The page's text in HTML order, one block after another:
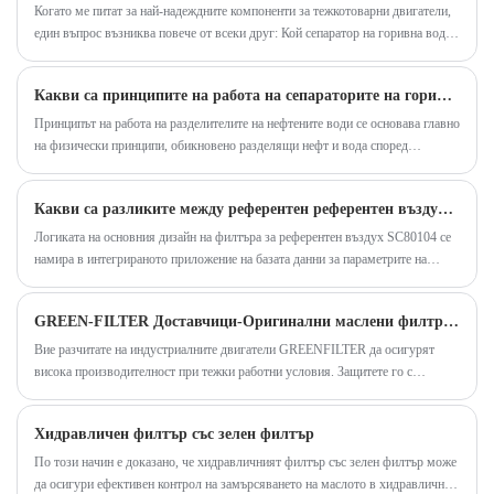
филтри GH8155 и CH8155 са отлични продукти,
проектирани да доставят изключителна
производителност, издръжливост и надеждност.
Тези филтри се доверяват на професионалисти
от индустриите, от селското стопанство до
строителството, като гарантират, че
хидравличните системи работят с пикова
ефективност. Нека да проучим марката зад тези
филтри, техните ключови характеристики и
предимствата, които те носят на вашето
оборудване.
Когато ме питат за най-надеждните компоненти за тежкотоварни двигатели,
един въпрос възниква повече от всеки друг: Кой сепаратор на горивна вода
тежко оборудване, камиони на дълги разстояния или селскостопански
машини, знаете, че водата в горивото ви не е само неудобство-това е заплаха
за вашата работа.
Какви са принципите на работа на сепараторите на горивната вода?
Принципът на работа на разделителите на нефтените води се основава главно
на физически принципи, обикновено разделящи нефт и вода според
маслото ще плава върху водната повърхност, докато водата потъва, като по
този начин ще постигне разделяне на маслена вода.
Какви са разликите между референтен референтен въздушен филтър SC80104 и обикновените елементи на въздушния филтър?
Логиката на основния дизайн на филтъра за референтен въздух SC80104 се
намира в интегрираното приложение на базата данни за параметрите на
много марки.
GREEN-FILTER Доставчици-Оригинални маслени филтри за Kubota
Вие разчитате на индустриалните двигатели GREENFILTER да осигурят
висока производителност при тежки работни условия. Защитете го с
Хидравличен филтър със зелен филтър
По този начин е доказано, че хидравличният филтър със зелен филтър може
да осигури ефективен контрол на замърсяването на маслото в хидравлична